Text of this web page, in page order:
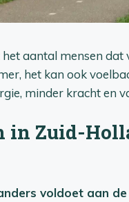
aantal mensen
het kan ook
minder kracht en
in Zuid-
voldoet aan